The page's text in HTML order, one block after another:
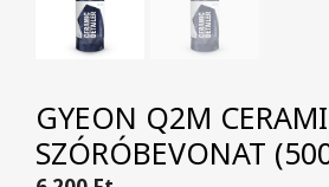
GYEON Q2M
SZÓRÓBEVONAT